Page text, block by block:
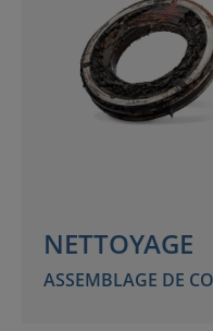
NETTOYAGE
ASSEMBLAGE DE